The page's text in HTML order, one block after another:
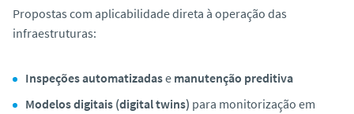
Propostas com aplicabilidade direta à operação das
infraestruturas:
Inspeções automatizadase manutenção preditiva
Modelos digitais (digital twins) para monitorização em